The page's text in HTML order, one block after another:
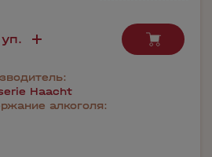
Haacht
алкоголя: